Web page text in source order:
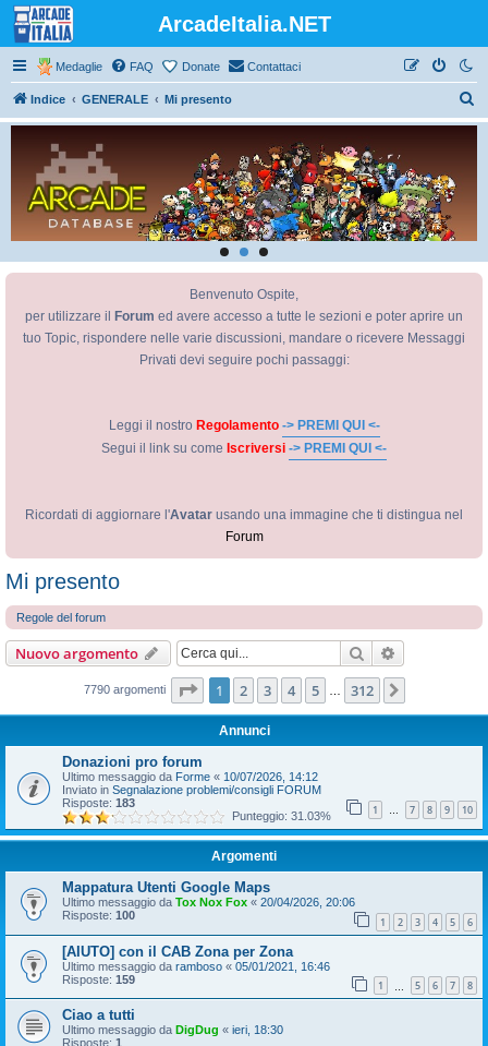
ArcadeItalia.NET
Medaglie FAQ Donate Contattaci
Indice GENERALE Mi presento
e
Benvenuto Ospite,
per utilizzare il
Forum ed avere accesso a tutte le sezioni e poter aprire un
tuo Topic, rispondere nelle varie discussioni, mandare o ricevere Messaggi
Privati devi seguire pochi passaggi:
Leggi il nostro Regolamento -> PREMI QUI <-
Segui il link su come Iscriversi -> PREMI QUI <-
Ricordati di aggiornare l'Avatar usando una immagine che ti distingua nel
Forum
Mi presento
Regole del forum
Nuovo argomento Cerca
7790 argomenti Pagina di 312
1 2 3 4 5 312
Annunci
Donazioni pro forum
Ultimo messaggio da Forme « 10/07/2026, 14:12
Inviato in Segnalazione problemi/consigli FORUM
Risposte: 183 1 … 7 8 9 10
Punteggio: 31.03%
Argomenti
Mappatura Utenti Google Maps
Ultimo messaggio da Tox Nox Fox « 20/04/2026, 20:06
Risposte: 100 1 2 3 4 5 6
[AIUTO] con il CAB Zona per Zona
Ultimo messaggio da ramboso « 05/01/2021, 16:46
Risposte: 159 1 5 6 7 8
Ciao a tutti
Ultimo messaggio da DigDug « ieri, 18:30
Risposte: 1